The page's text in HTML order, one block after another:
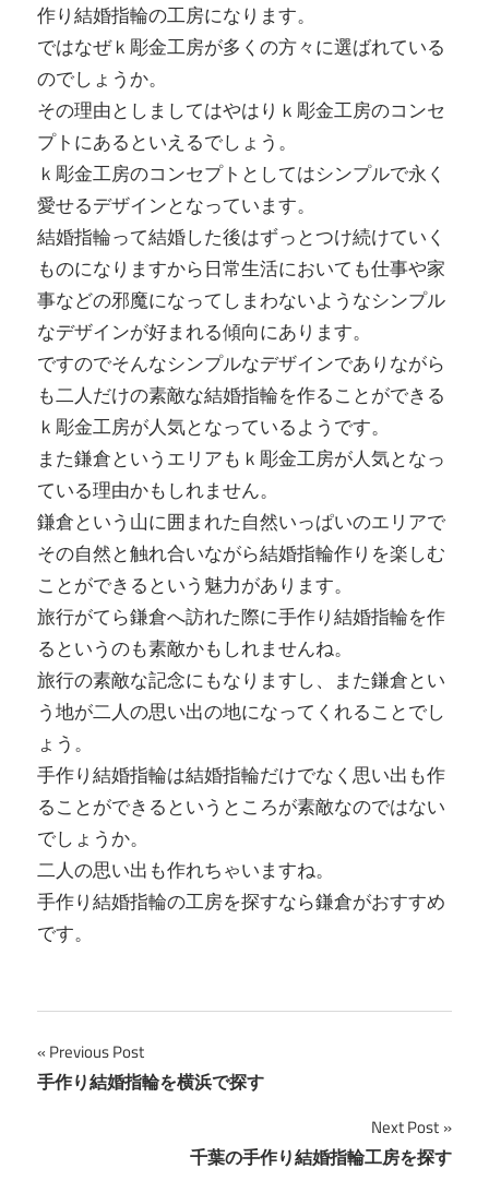
作り結婚指輪の工房になります。
ではなぜｋ彫金工房が多くの方々に選ばれている
のでしょうか。
その理由としましてはやはりｋ彫金工房のコンセ
プトにあるといえるでしょう。
ｋ彫金工房のコンセプトとしてはシンプルで永く
愛せるデザインとなっています。
結婚指輪って結婚した後はずっとつけ続けていく
ものになりますから日常生活においても仕事や家
事などの邪魔になってしまわないようなシンプル
なデザインが好まれる傾向にあります。
ですのでそんなシンプルなデザインでありながら
も二人だけの素敵な結婚指輪を作ることができる
ｋ彫金工房が人気となっているようです。
また鎌倉というエリアもｋ彫金工房が人気となっ
ている理由かもしれません。
鎌倉という山に囲まれた自然いっぱいのエリアで
その自然と触れ合いながら結婚指輪作りを楽しむ
ことができるという魅力があります。
旅行がてら鎌倉へ訪れた際に手作り結婚指輪を作
るというのも素敵かもしれませんね。
旅行の素敵な記念にもなりますし、また鎌倉とい
う地が二人の思い出の地になってくれることでし
ょう。
手作り結婚指輪は結婚指輪だけでなく思い出も作
ることができるというところが素敵なのではない
でしょうか。
二人の思い出も作れちゃいますね。
手作り結婚指輪の工房を探すなら鎌倉がおすすめ
です。
投
稿
Previous Post
手作り結婚指輪を横浜で探す
Next Post
千葉の手作り結婚指輪工房を探す